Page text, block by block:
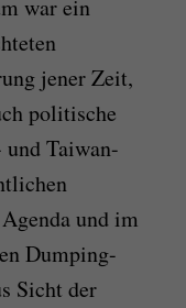
war ein
jener Zeit,
politische
Taiwan-
und im
Dumping-
Sicht der